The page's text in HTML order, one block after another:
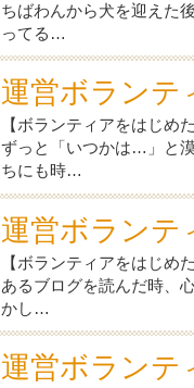
ちばわんから犬を迎えた
ってる…
運営ボランテ
【ボランティアをはじめ
ずっと「いつかは…」と
ちにも時…
運営ボランテ
【ボランティアをはじめ
あるブログを読んだ時、
かし…
運営ボランテ